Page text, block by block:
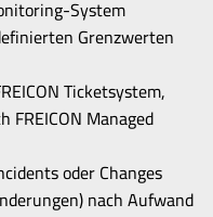
System
Grenzwerten
Ticketsystem,
FREICON Managed
oder Changes
nach Aufwand